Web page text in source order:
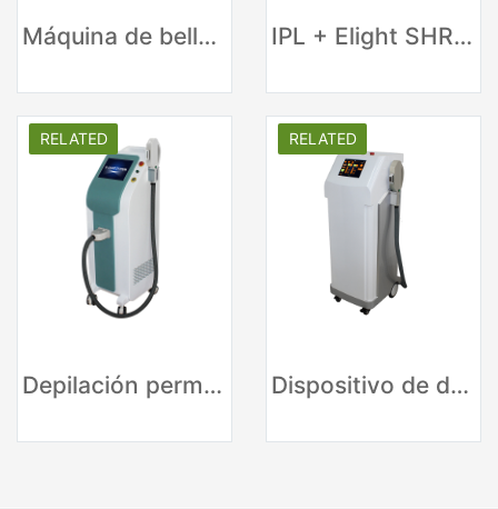
Máquina de belleza láser IPL de proveedores de China IPL + Elight SHR Laser IPL laser Depilación rápida
RELATED
Depilación permanente IPL E-light en casa
RELATED
Dispositivo de depilación láser vertical IPL SHR